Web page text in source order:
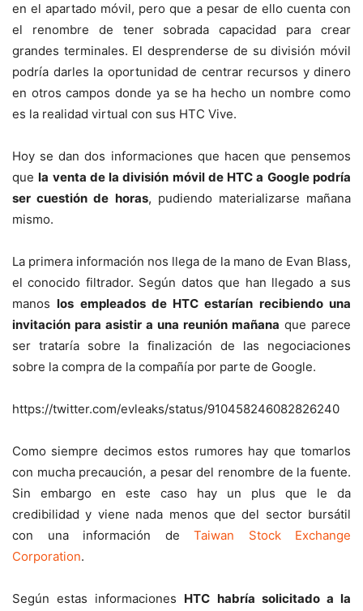
en el apartado móvil, pero que a pesar de ello cuenta con
el renombre de tener sobrada capacidad para crear
grandes terminales. El desprenderse de su división móvil
podría darles la oportunidad de centrar recursos y dinero
en otros campos donde ya se ha hecho un nombre como
es la realidad virtual con sus HTC Vive.
Hoy se dan dos informaciones que hacen que pensemos
quela venta de la división móvil de HTC a Google podría
ser cuestión de horas, pudiendo materializarse mañana
mismo.
La primera información nos llega de la mano de Evan Blass,
el conocido filtrador. Según datos que han llegado a sus
manoslos empleados de HTC estarían recibiendo una
invitación para asistir a una reunión mañana que parece
ser trataría sobre la finalización de las negociaciones
sobre la compra de la compañía por parte de Google.
https://twitter.com/evleaks/status/910458246082826240
Como siempre decimos estos rumores hay que tomarlos
con mucha precaución, a pesar del renombre de la fuente.
Sin embargo en este caso hay un plus que le da
credibilidad y viene nada menos que del sector bursátil
con una información de Taiwan Stock Exchange
Corporation.
Según estas informaciones HTC habría solicitado a la